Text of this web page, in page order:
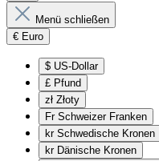
Menü schließen
€ Euro
$ US-Dollar
£ Pfund
zł Złoty
Fr Schweizer Franken
kr Schwedische Kronen
kr Dänische Kronen